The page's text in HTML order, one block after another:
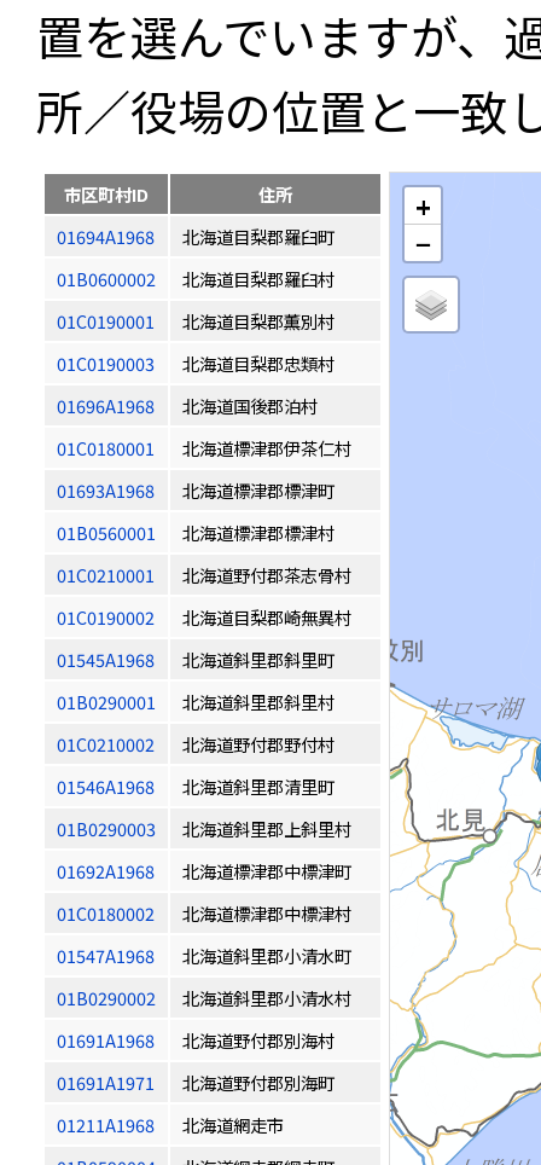
置を選んでいますが、
所／役場の位置と一致
市区町村ID
住所
01694A1968
北海道目梨郡羅臼町
01B0600002
北海道目梨郡羅臼村
01C0190001
北海道目梨郡薫別村
01C0190003
北海道目梨郡忠類村
01696A1968
北海道国後郡泊村
01C0180001
北海道標津郡伊茶仁村
01693A1968
北海道標津郡標津町
01B0560001
北海道標津郡標津村
01C0210001
北海道野付郡茶志骨村
01C0190002
北海道目梨郡崎無異村
01545A1968
北海道斜里郡斜里町
01B0290001
北海道斜里郡斜里村
01C0210002
北海道野付郡野付村
01546A1968
北海道斜里郡清里町
01B0290003
北海道斜里郡上斜里村
01692A1968
北海道標津郡中標津町
01C0180002
北海道標津郡中標津村
01547A1968
北海道斜里郡小清水町
01B0290002
北海道斜里郡小清水村
01691A1968
北海道野付郡別海村
01691A1971
北海道野付郡別海町
01211A1968
北海道網走市
+
−